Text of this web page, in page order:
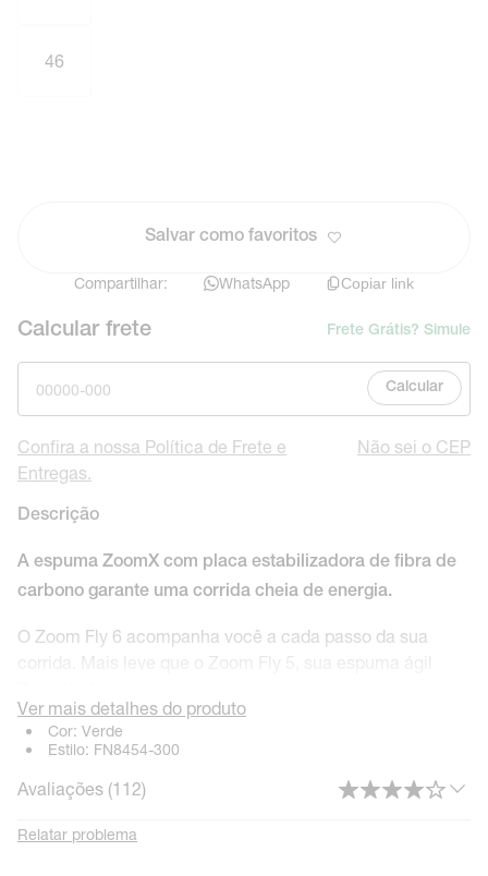
46
Salvar como favoritos
Compartilhar: WhatsApp Copiar link
Calcular frete Frete Grátis? Simule
Calcular
Confira a nossa Política de Frete e
Entregas.
Não sei o CEP
Descrição
A espuma ZoomX com placa estabilizadora de fibra de
carbono garante uma corrida cheia de energia.
O Zoom Fly 6 acompanha você a cada passo da sua
corrida. Mais leve que o Zoom Fly 5, sua espuma ágil
enquanto a placa estabilizadora de fibra de carbono
Flyplate impulsiona você até a linha de chegada.
Flyplate de fibra de carbono
A Flyplate de fibra de carbono em toda a extensão do
Ver mais detalhes do produto
Cor: Verde
Estilo: FN8454-300
Avaliações (112)
Relatar problema